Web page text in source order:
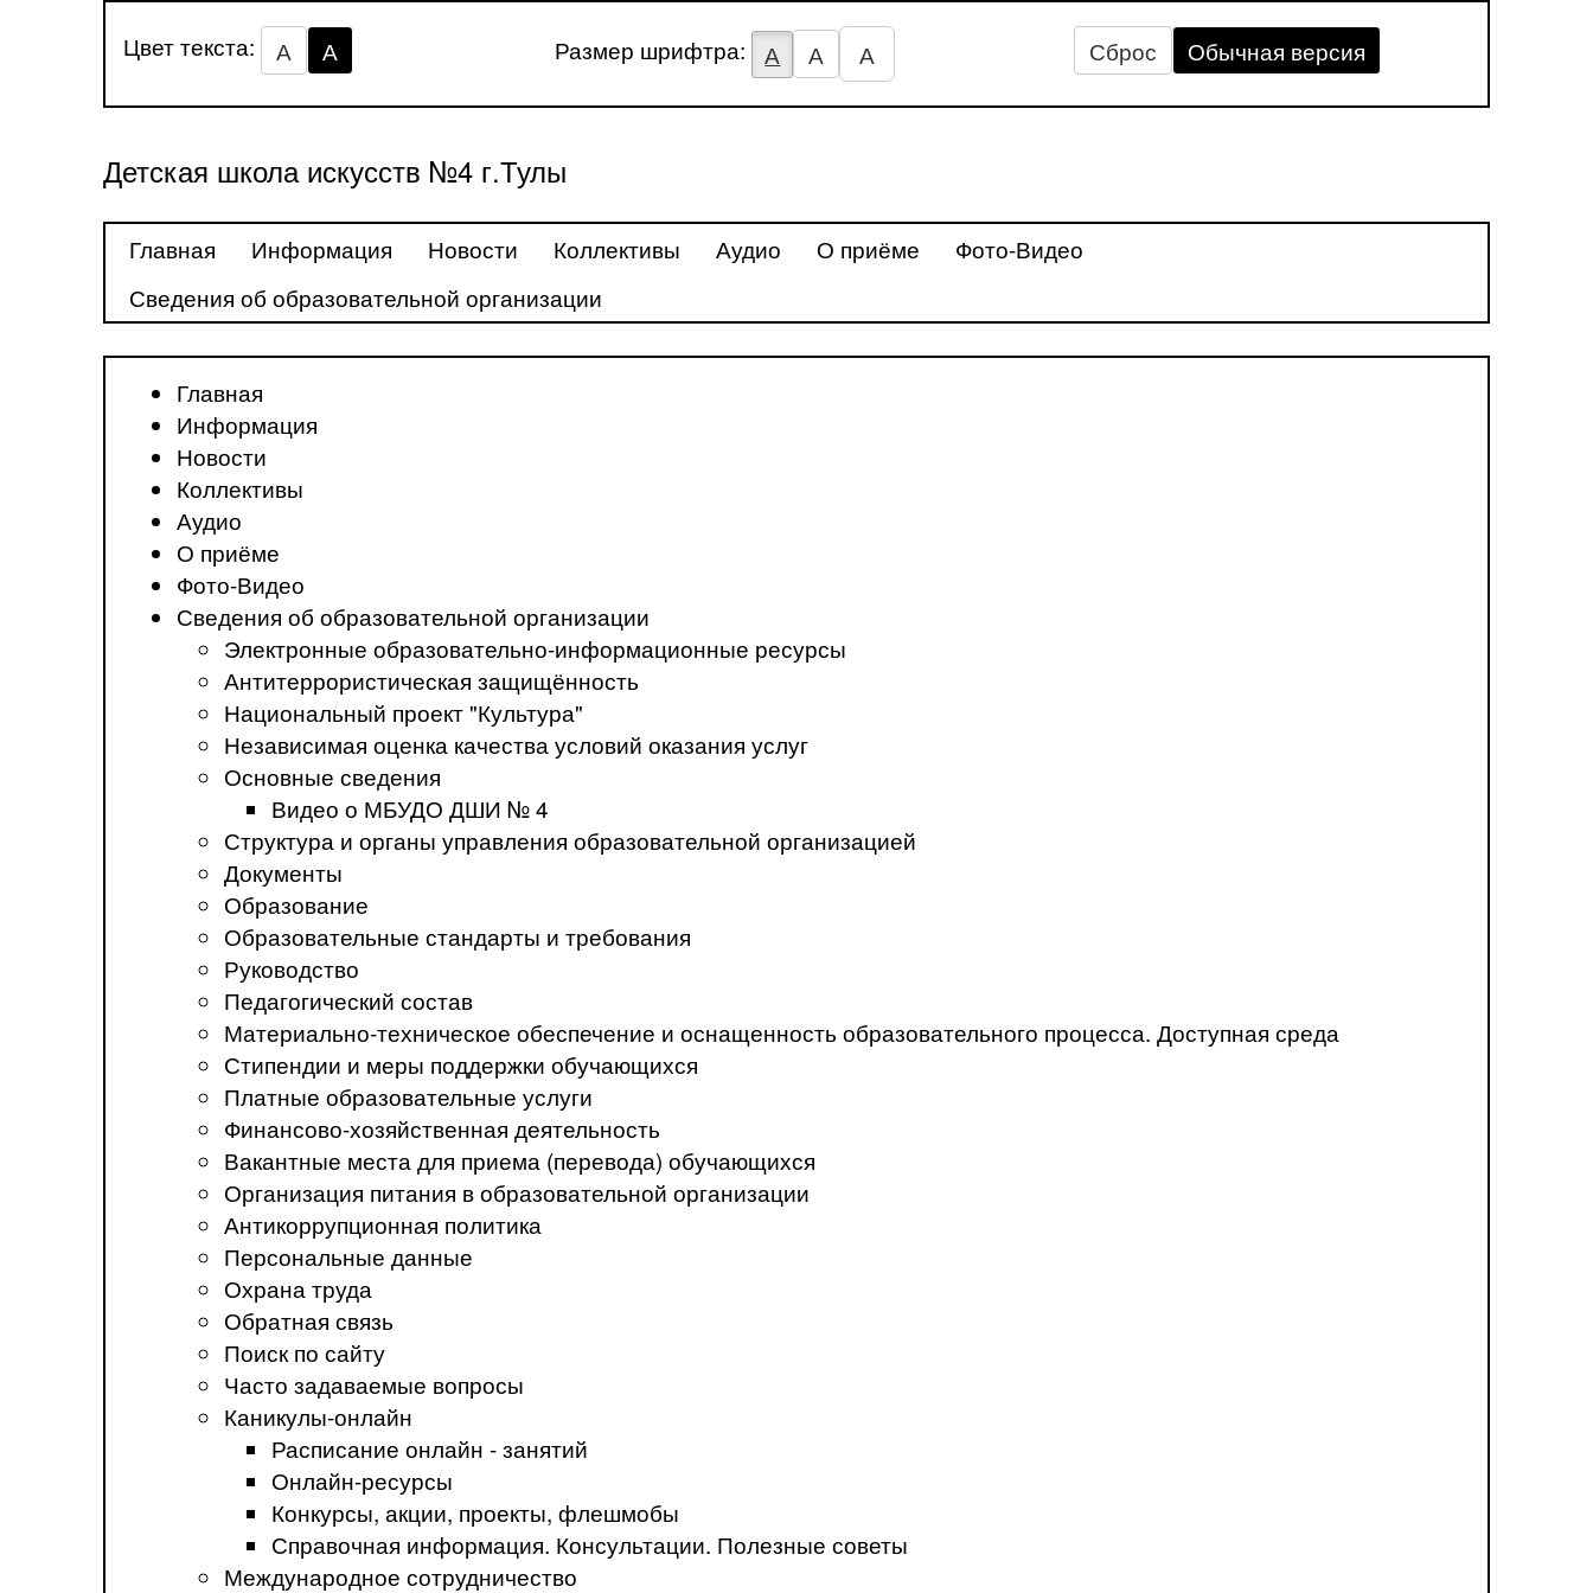
Цвет текста: А А Размер шрифтра: А А А Сброс Обычная версия
Детская школа искусств №4 г.Тулы
Главная Информация Новости Коллективы Аудио О приёме
Фото-Видео
Сведения об образовательной организации
Главная
Информация
Новости
Коллективы
Аудио
О приёме
Фото-Видео
Сведения об образовательной организации
Электронные образовательно-информационные ресурсы
Антитеррористическая защищённость
Национальный проект "Культура"
Независимая оценка качества условий оказания услуг
Основные сведения
Видео о МБУДО ДШИ № 4
Структура и органы управления образовательной организацией
Документы
Образование
Образовательные стандарты и требования
Руководство
Педагогический состав
Материально-техническое обеспечение и оснащенность образовательного процесса. Доступная среда
Стипендии и меры поддержки обучающихся
Платные образовательные услуги
Финансово-хозяйственная деятельность
Вакантные места для приема (перевода) обучающихся
Организация питания в образовательной организации
Антикоррупционная политика
Персональные данные
Охрана труда
Обратная связь
Поиск по сайту
Часто задаваемые вопросы
Каникулы-онлайн
Расписание онлайн - занятий
Онлайн-ресурсы
Конкурсы, акции, проекты, флешмобы
Справочная информация. Консультации. Полезные советы
Международное сотрудничество